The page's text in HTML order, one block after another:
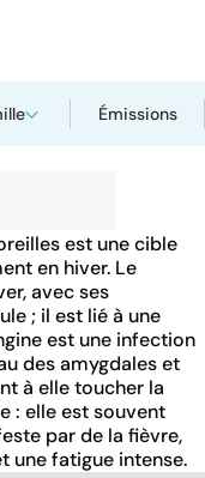
Émissions
est une cible
en hiver. Le
avec ses
; il est lié à une
est une infection
des amygdales et
à elle toucher la
: elle est souvent
par de la fièvre,
une fatigue intense.